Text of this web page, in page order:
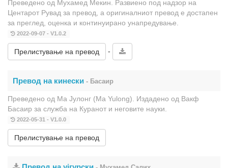
Преведено од Мухамед Мекин. Развиено под надзор на
Центарот Рувад за превод, а оригиналниот превод е достапен
за преглед, оценка и континуирано унапредување.
2022-09-07 - V1.0.2
Прелистување на превод -
Превод на кинески - Басаир
Преведено од Ма Јулонг (Ma Yulong). Издадено од Вакф
Басаир за служба на Куранот и неговите науки.
2022-05-31 - V1.0.0
Прелистување на превод